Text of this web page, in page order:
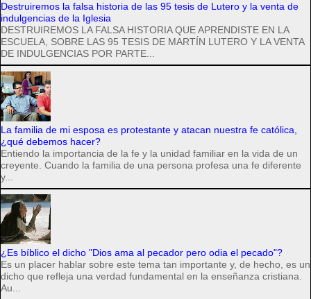
Destruiremos la falsa historia de las 95 tesis de Lutero y la venta de
indulgencias de la Iglesia
DESTRUIREMOS LA FALSA HISTORIA QUE APRENDISTE EN LA
ESCUELA, SOBRE LAS 95 TESIS DE MARTÍN LUTERO Y LA VENTA
DE INDULGENCIAS POR PARTE...
La familia de mi esposa es protestante y atacan nuestra fe católica,
¿qué debemos hacer?
Entiendo la importancia de la fe y la unidad familiar en la vida de un
creyente. Cuando la familia de una persona profesa una fe diferente
y...
¿Es bíblico el dicho "Dios ama al pecador pero odia el pecado"?
Es un placer hablar sobre este tema tan importante y, de hecho, es un
dicho que refleja una verdad fundamental en la enseñanza cristiana.
Au...